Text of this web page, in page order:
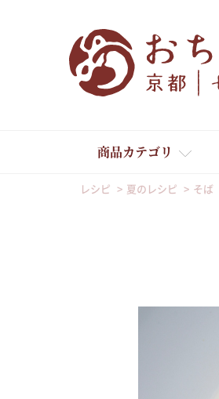
商品カテゴリ
レシピ 夏のレシピ そば